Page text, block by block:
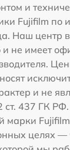
и
Fujifilm по
Наш центр
и не имеет
и не
ст. 437 ГК
марки
целях —